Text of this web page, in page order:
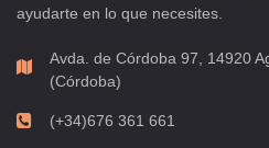
ayudarte en lo que necesites.
Avda. de Córdoba 97, 14920
(Córdoba)
(+34)676 361 661